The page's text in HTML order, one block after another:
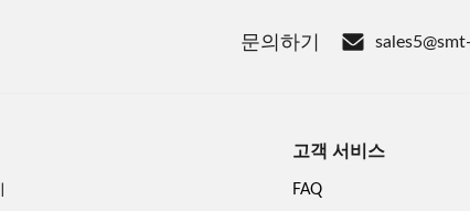
문의하기
고객 서비스
FAQ